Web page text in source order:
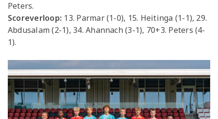
Peters.
Scoreverloop: 13. Parmar (1-0), 15. Heitinga (1-1), 29.
Abdusalam (2-1), 34. Ahannach (3-1), 70+3. Peters (4-
1).